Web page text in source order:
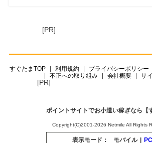
[PR]
すぐたまTOP 利用規約 プライバシーポリシー
不正への取り組み
会社概要 サ
[PR]
ポイントサイトでお小遣い稼ぎなら【
Copyright(C)2001-2026 Netmile All Rights
表示モード： モバイル | PC